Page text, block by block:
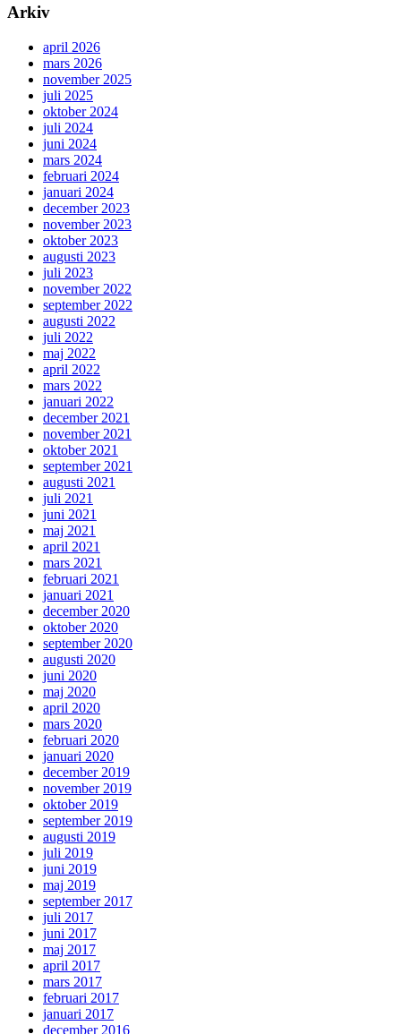
Arkiv
april 2026
mars 2026
november 2025
juli 2025
oktober 2024
juli 2024
juni 2024
mars 2024
februari 2024
januari 2024
december 2023
november 2023
oktober 2023
augusti 2023
juli 2023
november 2022
september 2022
augusti 2022
juli 2022
maj 2022
april 2022
mars 2022
januari 2022
december 2021
november 2021
oktober 2021
september 2021
augusti 2021
juli 2021
juni 2021
maj 2021
april 2021
mars 2021
februari 2021
januari 2021
december 2020
oktober 2020
september 2020
augusti 2020
juni 2020
maj 2020
april 2020
mars 2020
februari 2020
januari 2020
december 2019
november 2019
oktober 2019
september 2019
augusti 2019
juli 2019
juni 2019
maj 2019
september 2017
juli 2017
juni 2017
maj 2017
april 2017
mars 2017
februari 2017
januari 2017
december 2016